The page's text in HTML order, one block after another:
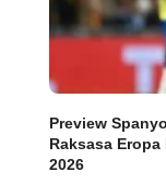
Preview
Raksasa
2026